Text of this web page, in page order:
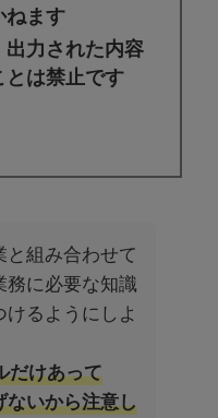
ねます
力された内容
とは禁止です
と組み合わせて
務に必要な知識
けるようにしよ
だけあって
ないから注意し